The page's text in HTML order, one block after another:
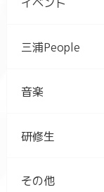
三浦People
音楽
研修生
その他